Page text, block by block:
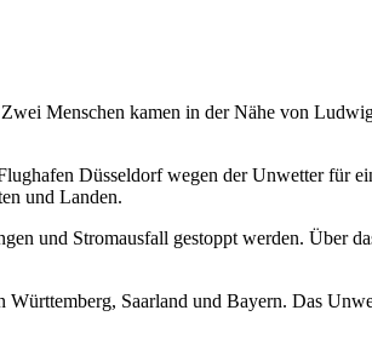
Menschen kamen in der Nähe von
Düsseldorf wegen der Unwetter für
und Landen.
und Stromausfall gestoppt werden. Über
Saarland und Bayern. Das